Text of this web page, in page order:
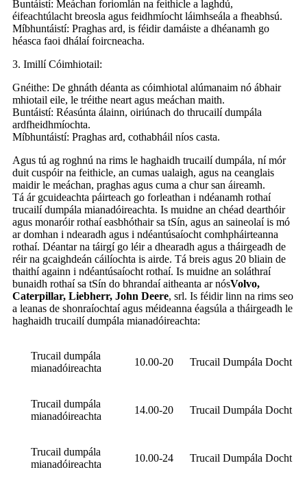
Buntáistí: Meáchan foriomlán na feithicle a laghdú,
éifeachtúlacht breosla agus feidhmíocht láimhseála a fheabhsú.
Míbhuntáistí: Praghas ard, is féidir damáiste a dhéanamh go
héasca faoi dhálaí foircneacha.
3. Imillí Cóimhiotail:
Gnéithe: De ghnáth déanta as cóimhiotal alúmanaim nó ábhair
mhiotail eile, le tréithe neart agus meáchan maith.
Buntáistí: Réasúnta álainn, oiriúnach do thrucailí dumpála
ardfheidhmíochta.
Míbhuntáistí: Praghas ard, cothabháil níos casta.
Agus tú ag roghnú na rims le haghaidh trucailí dumpála, ní mór
duit cuspóir na feithicle, an cumas ualaigh, agus na ceanglais
maidir le meáchan, praghas agus cuma a chur san áireamh.
Tá ár gcuideachta páirteach go forleathan i ndéanamh rothaí
trucailí dumpála mianadóireachta. Is muidne an chéad dearthóir
agus monaróir rothaí easbhóthair sa tSín, agus an saineolaí is mó
ar domhan i ndearadh agus i ndéantúsaíocht comhpháirteanna
rothaí. Déantar na táirgí go léir a dhearadh agus a tháirgeadh de
réir na gcaighdeán cáilíochta is airde. Tá breis agus 20 bliain de
thaithí againn i ndéantúsaíocht rothaí. Is muidne an soláthraí
bunaidh rothaí sa tSín do bhrandaí aitheanta ar nósVolvo,
Caterpillar, Liebherr, John Deere, srl. Is féidir linn na rims seo
a leanas de shonraíochtaí agus méideanna éagsúla a tháirgeadh le
haghaidh trucailí dumpála mianadóireachta:
Trucail dumpála
mianadóireachta
10.00-20 Trucail Dumpála Docht
Trucail dumpála
mianadóireachta
14.00-20 Trucail Dumpála Docht
Trucail dumpála
mianadóireachta
10.00-24 Trucail Dumpála Docht